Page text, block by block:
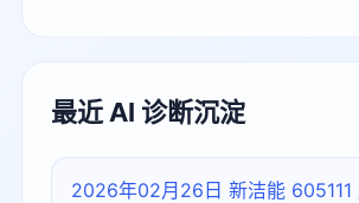
最近 AI 诊断沉淀
2026年02月26日 新洁能 605111